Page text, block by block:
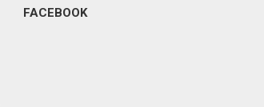
FACEBOOK